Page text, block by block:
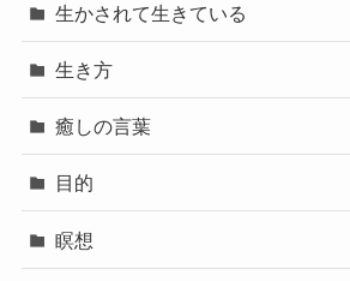
生かされて生きている
生き方
癒しの言葉
目的
瞑想